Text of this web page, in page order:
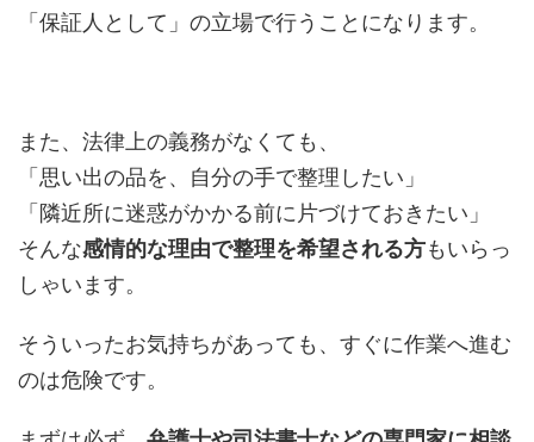
「保証人として」の立場で行うことになります。
また、法律上の義務がなくても、
「思い出の品を、自分の手で整理したい」
「隣近所に迷惑がかかる前に片づけておきたい」
そんな感情的な理由で整理を希望される方もいらっ
しゃいます。
そういったお気持ちがあっても、すぐに作業へ進む
のは危険です。